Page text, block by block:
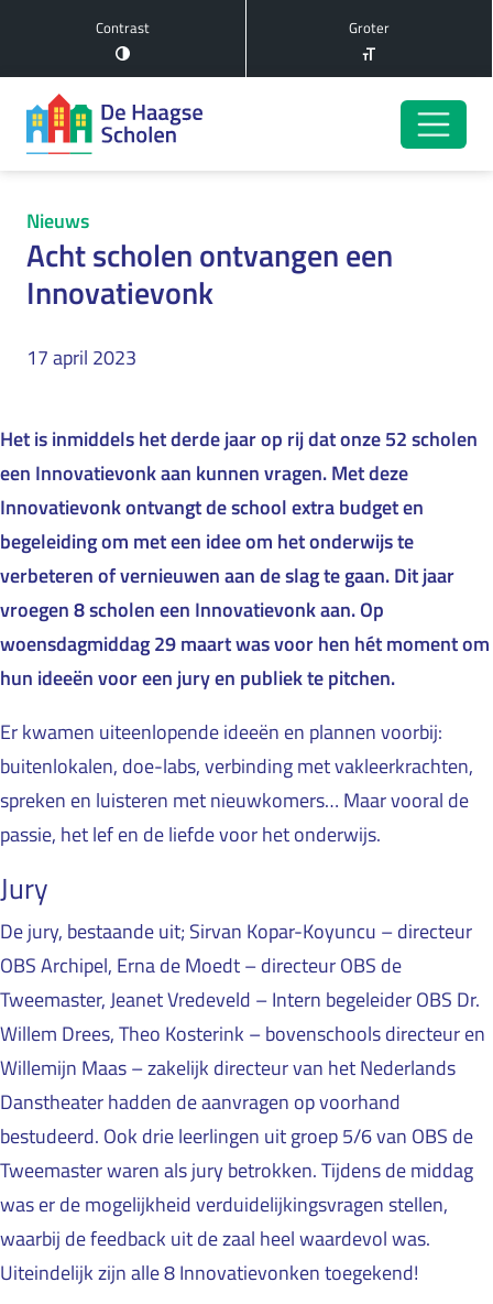
Contrast Groter
Nieuws
Acht scholen ontvangen een
Innovatievonk
17 april 2023
Het is inmiddels het derde jaar op rij dat onze 52 scholen
een Innovatievonk aan kunnen vragen. Met deze
Innovatievonk ontvangt de school extra budget en
begeleiding om met een idee om het onderwijs te
verbeteren of vernieuwen aan de slag te gaan. Dit jaar
vroegen 8 scholen een Innovatievonk aan. Op
woensdagmiddag 29 maart was voor hen hét moment om
hun ideeën voor een jury en publiek te pitchen.
Er kwamen uiteenlopende ideeën en plannen voorbij:
buitenlokalen, doe-labs, verbinding met vakleerkrachten,
spreken en luisteren met nieuwkomers… Maar vooral de
passie, het lef en de liefde voor het onderwijs.
Jury
De jury, bestaande uit; Sirvan Kopar-Koyuncu – directeur
OBS Archipel, Erna de Moedt – directeur OBS de
Tweemaster, Jeanet Vredeveld – Intern begeleider OBS Dr.
Willem Drees, Theo Kosterink – bovenschools directeur en
Willemijn Maas – zakelijk directeur van het Nederlands
Danstheater hadden de aanvragen op voorhand
bestudeerd. Ook drie leerlingen uit groep 5/6 van OBS de
Tweemaster waren als jury betrokken. Tijdens de middag
was er de mogelijkheid verduidelijkingsvragen stellen,
waarbij de feedback uit de zaal heel waardevol was.
Uiteindelijk zijn alle 8 Innovatievonken toegekend!